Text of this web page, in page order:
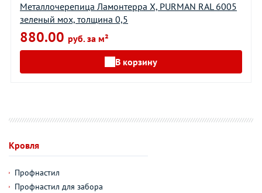
Металлочерепица Ламонтерра X, PURMAN RAL 6005
зеленый мох, толщина 0,5
880.00 руб. за м²
В корзину
Кровля
Профнастил
Профнастил для забора